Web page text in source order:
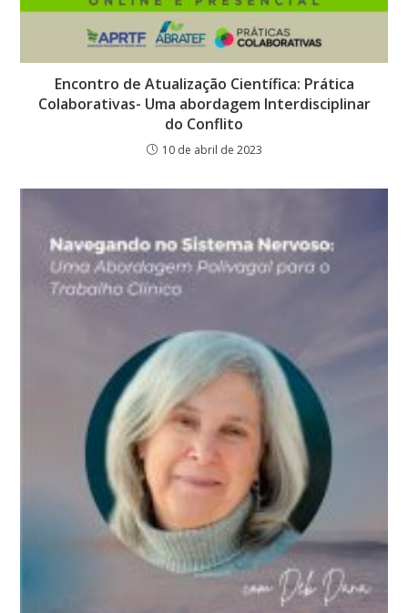
Encontro de Atualização Científica: Prática
Colaborativas- Uma abordagem Interdisciplinar
do Conflito
10 de abril de 2023